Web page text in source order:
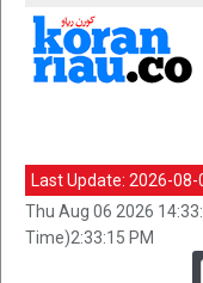
Last Update: 2026-08-
Thu Aug 06 2026
Time)2:33:15 PM